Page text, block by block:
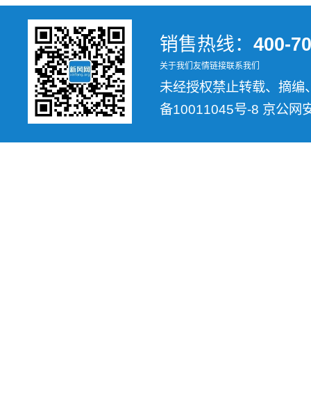
销售热线： 400-
关于我们 友情链接联系我们
未经授权禁止转载、摘
备10011045号-8 京公网